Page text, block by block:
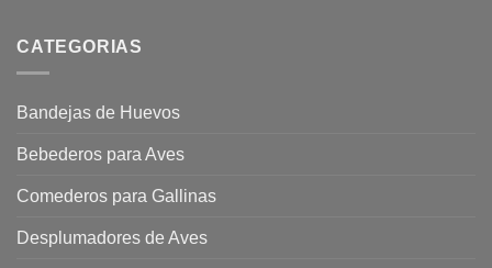
CATEGORIAS
Bandejas de Huevos
Bebederos para Aves
Comederos para Gallinas
Desplumadores de Aves